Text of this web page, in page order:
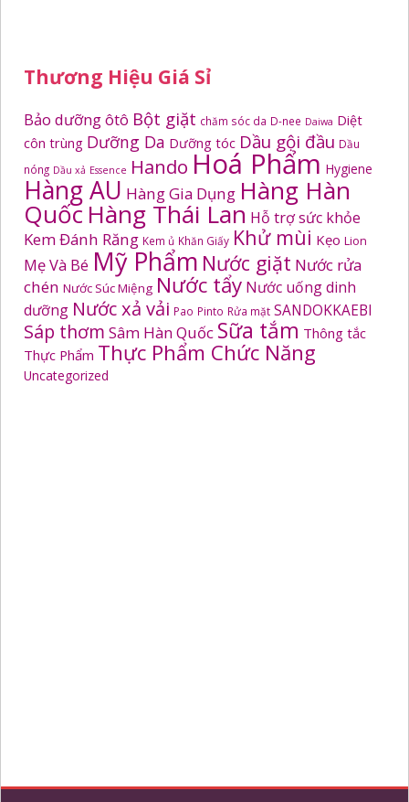
Thương Hiệu Giá Sỉ
Bảo dưỡng ôtô Bột giặt chăm sóc da D-nee Daiwa Diệt
côn trùng Dưỡng Da Dưỡng tóc Dầu gội đầu Dầu
nóng Dầu xả Essence Hando Hoá Phẩm Hygiene
Hàng AU Hàng Gia Dụng Hàng Hàn
Quốc Hàng Thái Lan Hỗ trợ sức khỏe
Kem Đánh Răng Kem ủ Khăn Giấy Khử mùi Kẹo Lion
Mẹ Và Bé Mỹ Phẩm Nước giặt Nước rửa
chén Nước Súc Miệng Nước tẩy Nước uống dinh
dưỡng Nước xả vải Pao Pinto Rửa mặt SANDOKKAEBI
Sáp thơm Sâm Hàn Quốc Sữa tắm Thông tắc
Thực Phẩm Thực Phẩm Chức Năng
Uncategorized